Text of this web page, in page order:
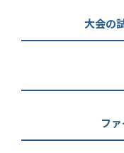
大会の
フ